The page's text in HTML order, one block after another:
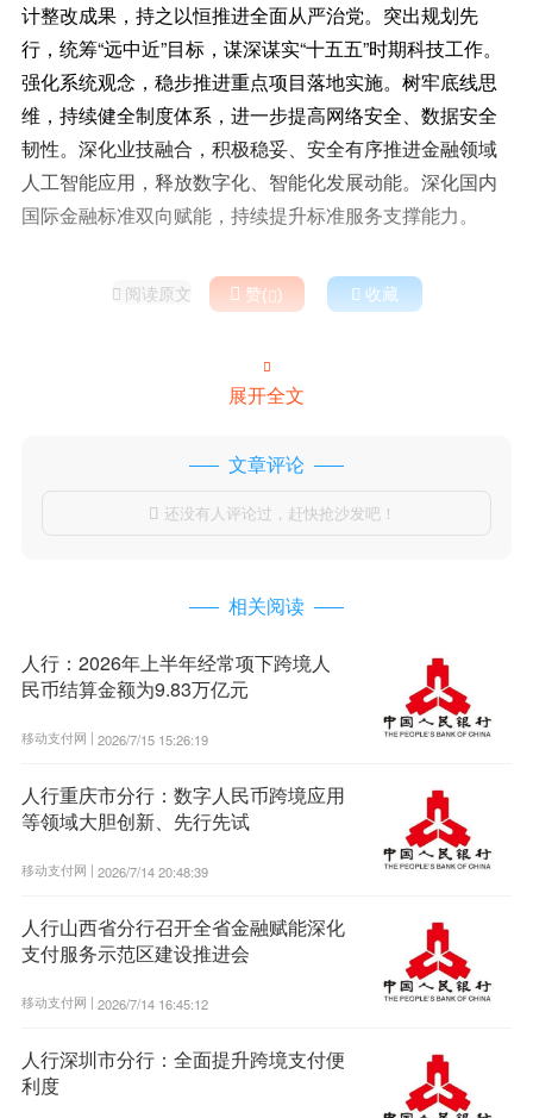
计整改成果，持之以恒推进全面从严治党。突出规划先
行，统筹“远中近”目标，谋深谋实“十五五”时期科技工作。
强化系统观念，稳步推进重点项目落地实施。树牢底线思
维，持续健全制度体系，进一步提高网络安全、数据安全
韧性。深化业技融合，积极稳妥、安全有序推进金融领域
人工智能应用，释放数字化、智能化发展动能。深化国内
国际金融标准双向赋能，持续提升标准服务支撑能力。
 阅读原文  赞()  收藏

展开全文
文章评论
 还没有人评论过，赶快抢沙发吧！
相关阅读
人行：2026年上半年经常项下跨境人
民币结算金额为9.83万亿元
移动支付网 | 2026/7/15 15:26:19
人行重庆市分行：数字人民币跨境应用
等领域大胆创新、先行先试
移动支付网 | 2026/7/14 20:48:39
人行山西省分行召开全省金融赋能深化
支付服务示范区建设推进会
移动支付网 | 2026/7/14 16:45:12
人行深圳市分行：全面提升跨境支付便
利度